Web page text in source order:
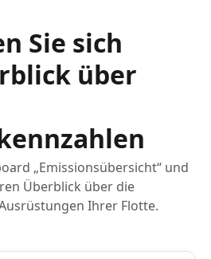
Sie sich
über
„Emissionsübersicht“ und
Überblick über die
Ihrer Flotte.